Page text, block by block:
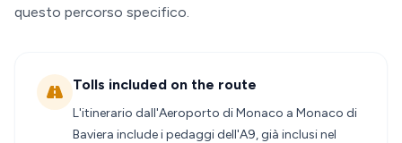
questo percorso specifico.
Tolls included on the route
L'itinerario dall'Aeroporto di Monaco a Monaco di
Baviera include i pedaggi dell'A9, già inclusi nel